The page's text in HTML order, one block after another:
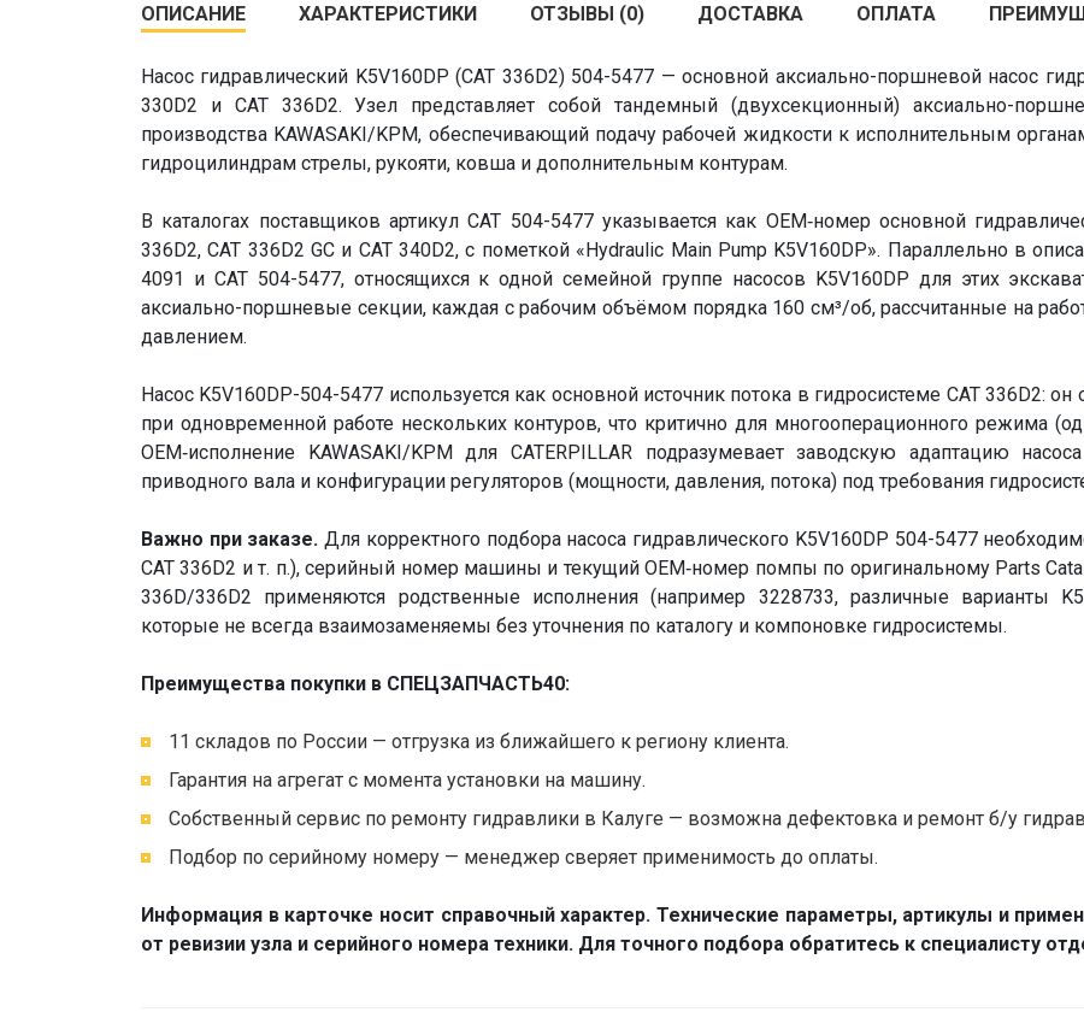
ОПИСАНИЕ ХАРАКТЕРИСТИКИ ОТЗЫВЫ (0) ДОСТАВКА ОПЛАТА
Насос гидравлический K5V160DP (CAT 336D2) 504-5477 — основной аксиально-поршневой насос
330D2 и CAT 336D2. Узел представляет собой тандемный (двухсекционный) аксиально-
производства KAWASAKI/KPM, обеспечивающий подачу рабочей жидкости к исполнительным
гидроцилиндрам стрелы, рукояти, ковша и дополнительным контурам.
В каталогах поставщиков артикул CAT 504-5477 указывается как OEM‑номер основной
336D2, CAT 336D2 GC и CAT 340D2, с пометкой «Hydraulic Main Pump K5V160DP». Параллельно в
4091 и CAT 504-5477, относящихся к одной семейной группе насосов K5V160DP для этих
аксиально-поршневые секции, каждая с рабочим объёмом порядка 160 см³/об, рассчитанные на
давлением.
Насос K5V160DP-504-5477 используется как основной источник потока в гидросистеме CAT 336D2:
при одновременной работе нескольких контуров, что критично для многооперационного режима
OEM‑исполнение KAWASAKI/KPM для CATERPILLAR
подразумевает заводскую адаптацию
приводного вала и конфигурации регуляторов (мощности, давления, потока) под требования
Важно при заказе. Для корректного подбора насоса гидравлического K5V160DP 504-5477
CAT 336D2 и т. п.), серийный номер машины и текущий OEM‑номер помпы по оригинальному Parts
336D/336D2 применяются родственные исполнения (например 3228733, различные варианты
которые не всегда взаимозаменяемы без уточнения по каталогу и компоновке гидросистемы.
Преимущества покупки в СПЕЦЗАПЧАСТЬ40:
11 складов по России — отгрузка из ближайшего к региону клиента.
Гарантия на агрегат с момента установки на машину.
Собственный сервис по ремонту гидравлики в Калуге — возможна дефектовка и ремонт б/у
Подбор по серийному номеру — менеджер сверяет применимость до оплаты.
Информация в карточке носит справочный характер. Технические параметры, артикулы и
от ревизии узла и серийного номера техники. Для точного подбора обратитесь к специалисту